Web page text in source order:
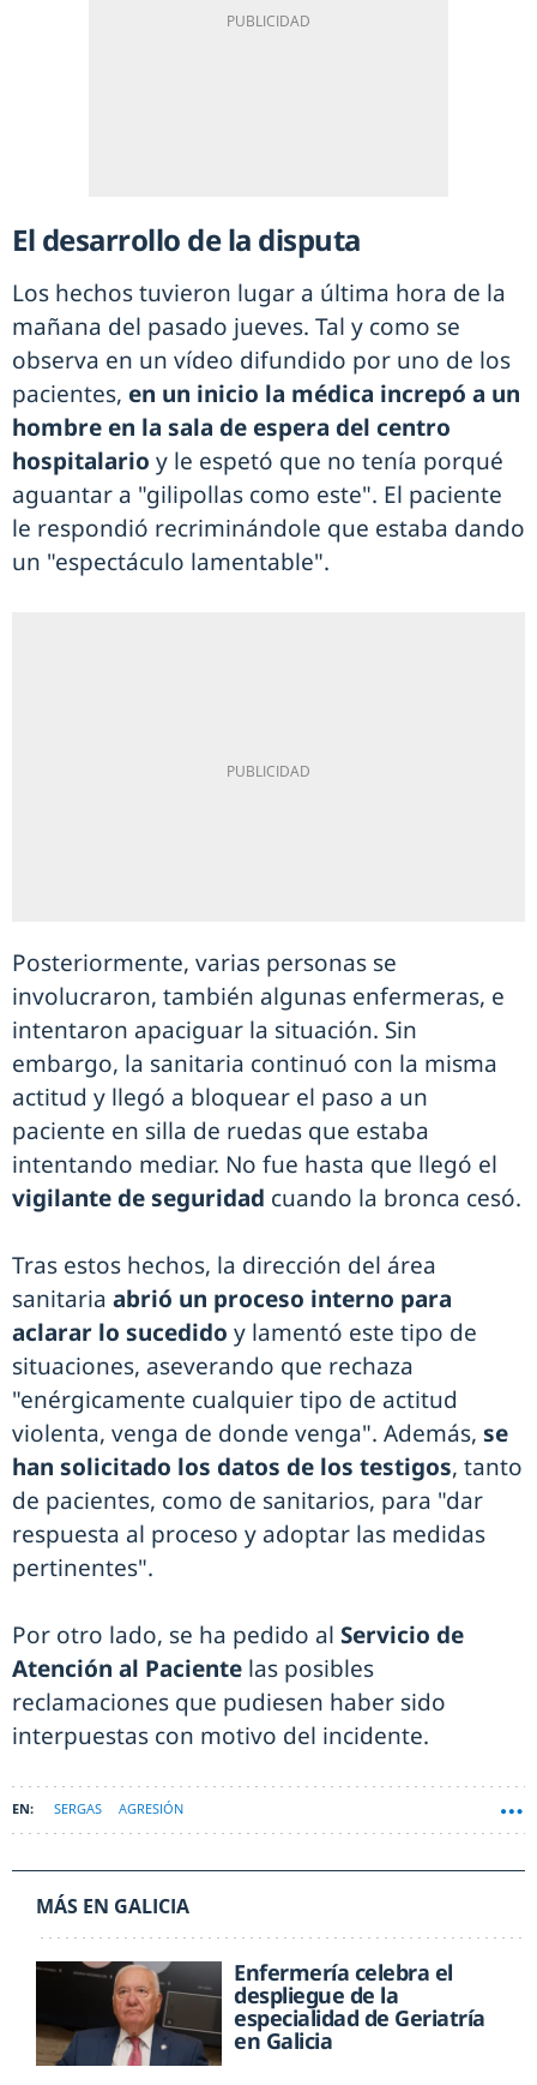
El desarrollo de la disputa
Los hechos tuvieron lugar a última hora de la
mañana del pasado jueves. Tal y como se
observa en un vídeo difundido por uno de los
pacientes, en un inicio la médica increpó a un
hombre en la sala de espera del centro
hospitalario y le espetó que no tenía porqué
aguantar a "gilipollas como este". El paciente
le respondió recriminándole que estaba dando
un "espectáculo lamentable".
Posteriormente, varias personas se
involucraron, también algunas enfermeras, e
intentaron apaciguar la situación. Sin
embargo, la sanitaria continuó con la misma
actitud y llegó a bloquear el paso a un
paciente en silla de ruedas que estaba
intentando mediar. No fue hasta que llegó el
vigilante de seguridad cuando la bronca cesó.
Tras estos hechos, la dirección del área
sanitaria abrió un proceso interno para
aclarar lo sucedido y lamentó este tipo de
situaciones, aseverando que rechaza
"enérgicamente cualquier tipo de actitud
violenta, venga de donde venga". Además, se
han solicitado los datos de los testigos, tanto
de pacientes, como de sanitarios, para "dar
respuesta al proceso y adoptar las medidas
pertinentes".
Por otro lado, se ha pedido al Servicio de
Atención al Paciente las posibles
reclamaciones que pudiesen haber sido
interpuestas con motivo del incidente.
SERGAS AGRESIÓN
MÁS EN GALICIA
Enfermería celebra el
despliegue de la
especialidad de Geriatría
en Galicia